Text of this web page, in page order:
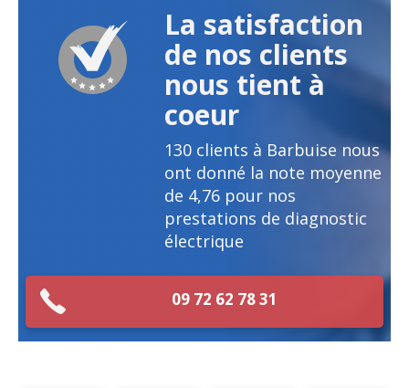
La satisfaction
de nos clients
nous tient à
coeur
130 clients à Barbuise nous
ont donné la note moyenne
de 4,76 pour nos
prestations de diagnostic
électrique
09 72 62 78 31